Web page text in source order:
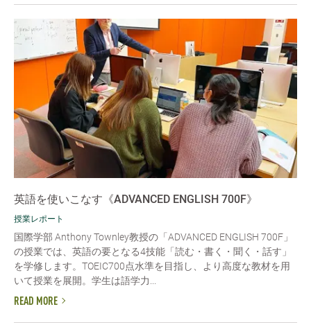
英語を使いこなす《ADVANCED ENGLISH 700F》
授業レポート
国際学部 Anthony Townley教授の「ADVANCED ENGLISH 700F」
の授業では、英語の要となる4技能「読む・書く・聞く・話す」
を学修します。TOEIC700点水準を目指し、より高度な教材を用
いて授業を展開。学生は語学力...
READ MORE